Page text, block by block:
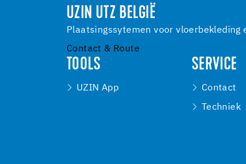
UZIN UTZ BELGIË
Plaatsingssytemen voor vloerbekleding
Contact & Route
TOOLS
UZIN App
SERVICE
Contact
Techniek